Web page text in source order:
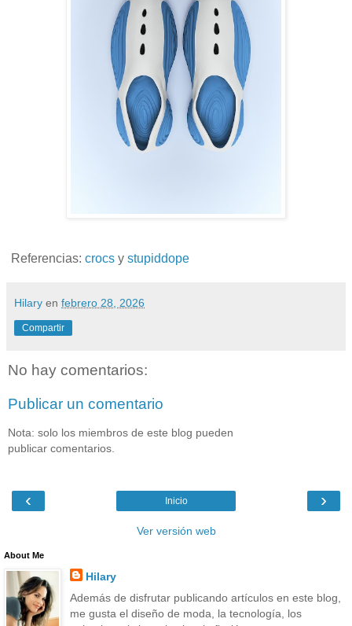
Referencias: crocs y stupiddope
Hilary en febrero 28, 2026
Compartir
No hay comentarios:
Publicar un comentario
Nota: solo los miembros de este blog pueden
publicar comentarios.
‹ ›
Inicio
Ver versión web
About Me
Hilary
Además de disfrutar publicando artículos en este blog,
me gusta el diseño de moda, la tecnología, los